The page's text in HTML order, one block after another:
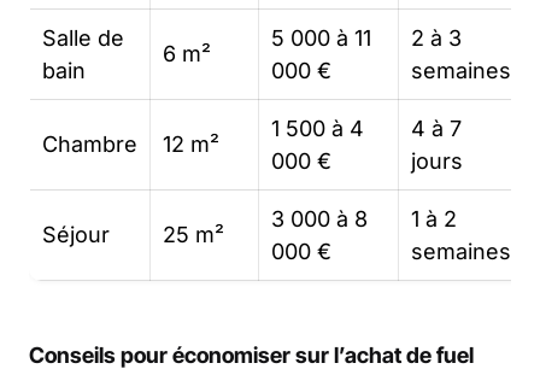
Salle de
bain
6 m²
5 000 à 11
000 €
2 à 3
semaines
Chambre 12 m²
1 500 à 4
000 €
4 à 7
jours
Séjour 25 m²
3 000 à 8
000 €
1 à 2
semaines
Conseils pour économiser sur l’achat de fuel